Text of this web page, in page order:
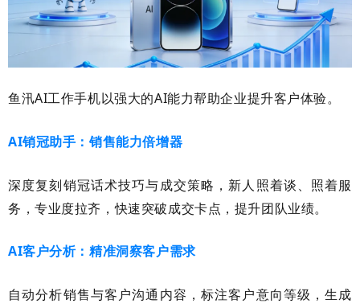
鱼汛AI工作手机以强大的AI能力帮助企业提升客户体验。
AI销冠助手：销售能力倍增器
深度复刻销冠话术技巧与成交策略，新人照着谈、照着服
务，专业度拉齐，快速突破成交卡点，提升团队业绩。
AI客户分析：精准洞察客户需求
自动分析销售与客户沟通内容，标注客户意向等级，生成